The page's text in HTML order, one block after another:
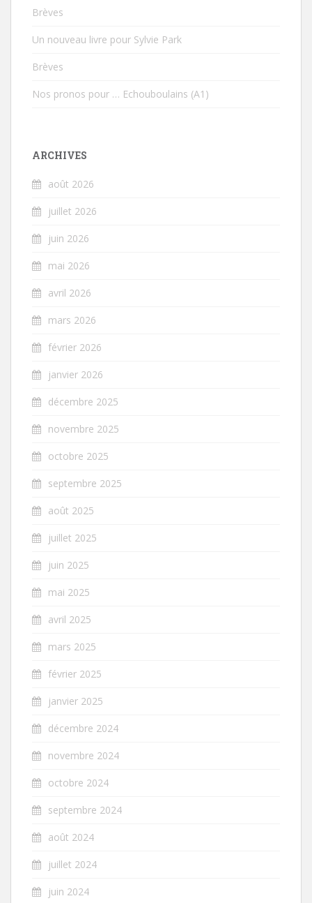
Brèves
Un nouveau livre pour Sylvie Park
Brèves
Nos pronos pour … Echouboulains (A1)
ARCHIVES
août 2026
juillet 2026
juin 2026
mai 2026
avril 2026
mars 2026
février 2026
janvier 2026
décembre 2025
novembre 2025
octobre 2025
septembre 2025
août 2025
juillet 2025
juin 2025
mai 2025
avril 2025
mars 2025
février 2025
janvier 2025
décembre 2024
novembre 2024
octobre 2024
septembre 2024
août 2024
juillet 2024
juin 2024